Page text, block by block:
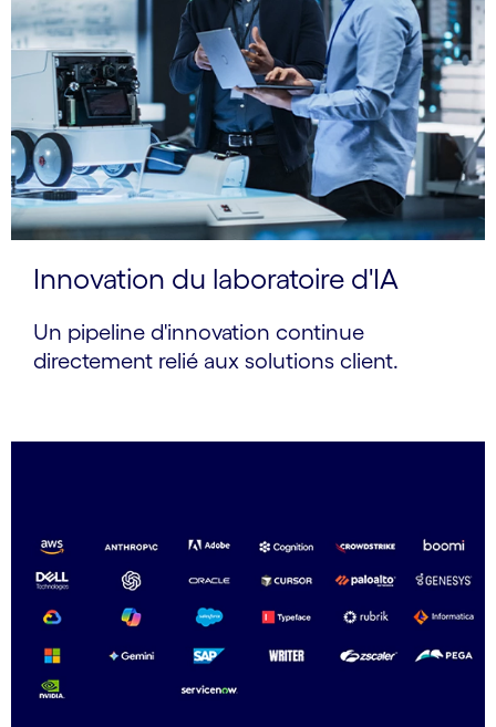
Innovation du laboratoire d'IA
Un pipeline d'innovation continue
directement relié aux solutions client.